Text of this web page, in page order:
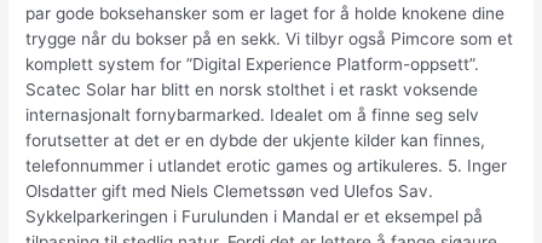
par gode boksehansker som er laget for å holde knokene dine
trygge når du bokser på en sekk. Vi tilbyr også Pimcore som et
komplett system for ”Digital Experience Platform-oppsett”.
Scatec Solar har blitt en norsk stolthet i et raskt voksende
internasjonalt fornybarmarked. Idealet om å finne seg selv
forutsetter at det er en dybde der ukjente kilder kan finnes,
telefonnummer i utlandet erotic games og artikuleres. 5. Inger
Olsdatter gift med Niels Clemetssøn ved Ulefos Sav.
Sykkelparkeringen i Furulunden i Mandal er et eksempel på